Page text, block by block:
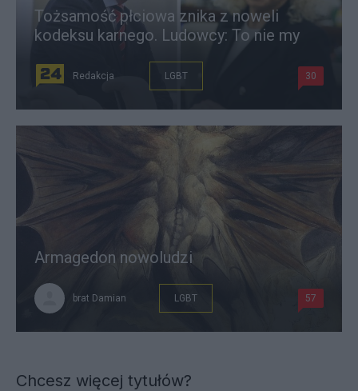
Tożsamość płciowa znika z noweli
kodeksu karnego. Ludowcy: To nie my
Redakcja LGBT 30
Armagedon nowoludzi
brat Damian LGBT 57
Chcesz więcej tytułów?